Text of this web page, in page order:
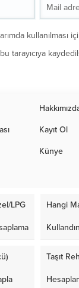
kullanılması
tarayıcıya
Kayıt Ol
Künye
LPG Hangi
Taşıt